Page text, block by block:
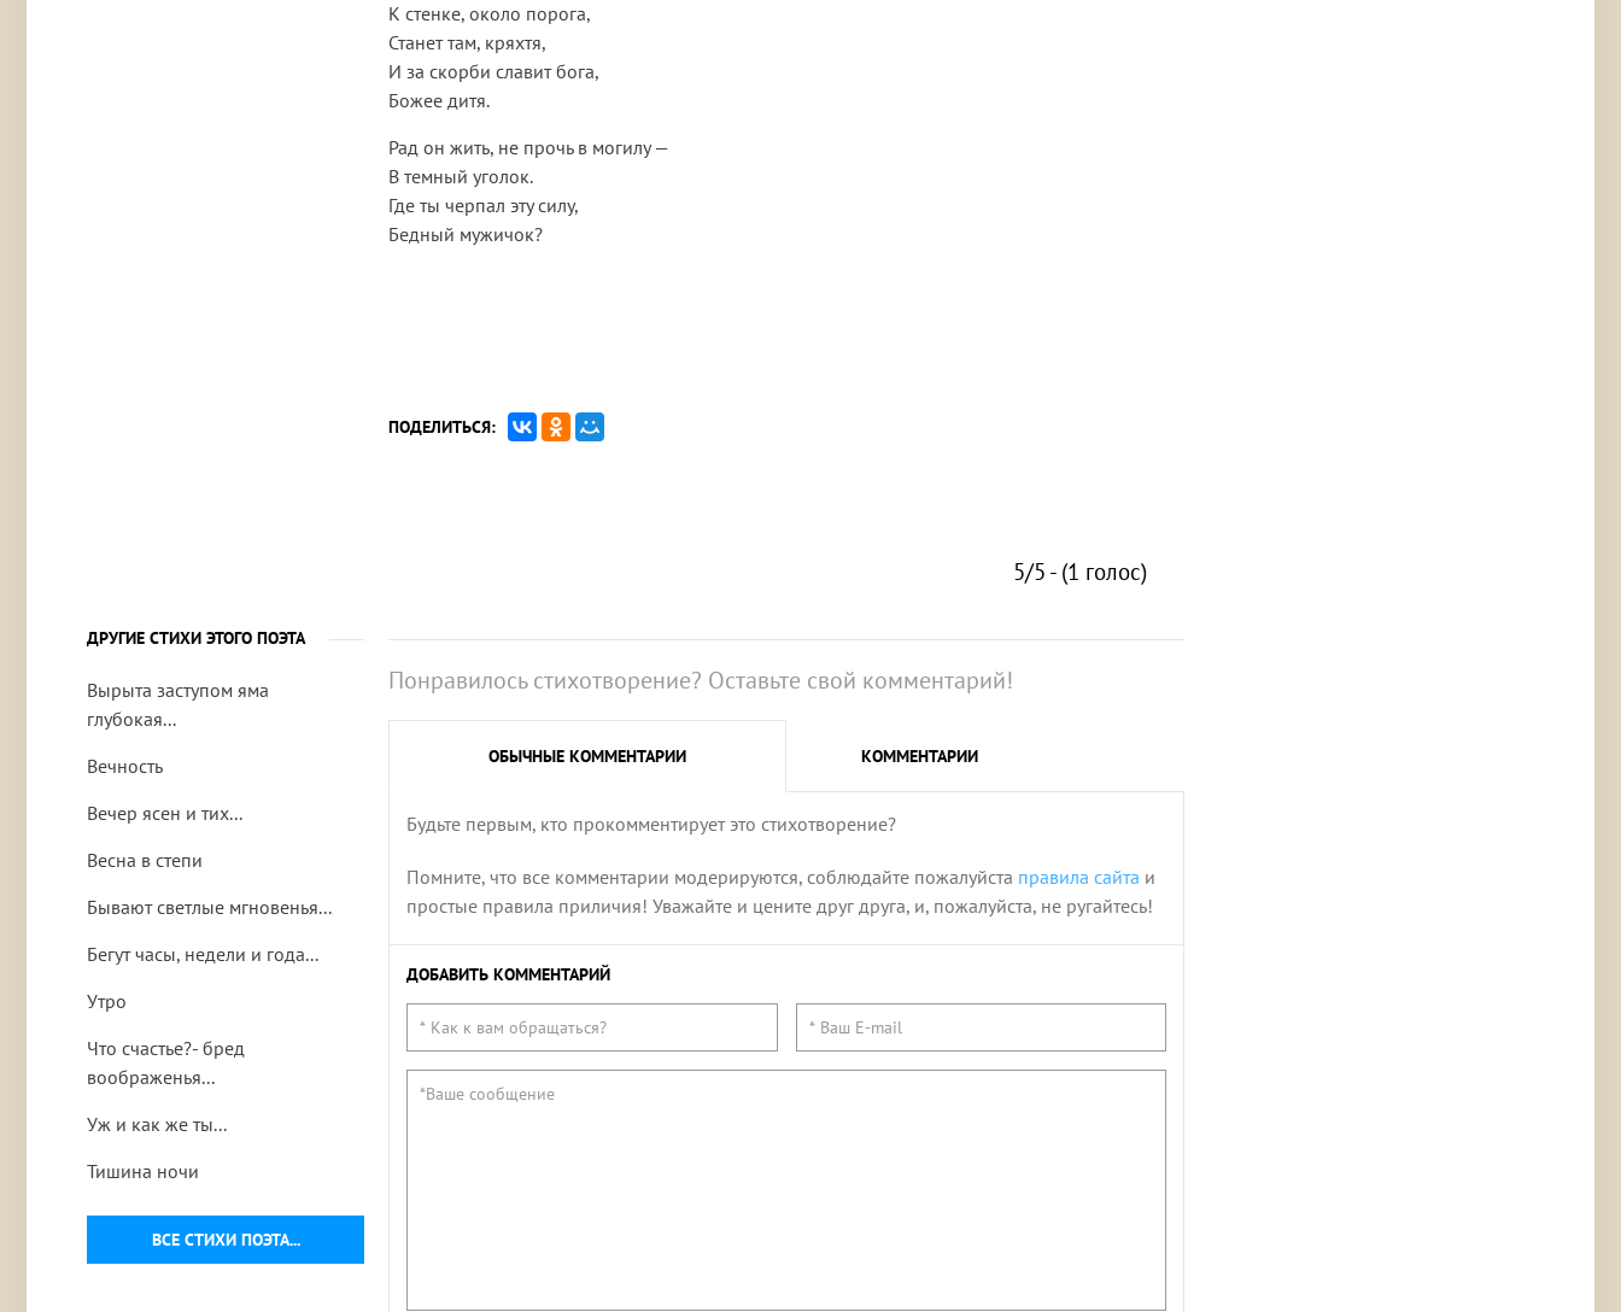
К стенке, около порога,
Станет там, кряхтя,
И за скорби славит бога,
Божее дитя.
Рад он жить, не прочь в могилу —
В темный уголок.
Где ты черпал эту силу,
Бедный мужичок?
ПОДЕЛИТЬСЯ:
5/5 - (1 голос)
ДРУГИЕ СТИХИ ЭТОГО ПОЭТА
ВСЕ СТИХИ ПОЭТА...
Вырыта заступом яма
глубокая...
Вечность
Вечер ясен и тих...
Весна в степи
Бывают светлые мгновенья...
Бегут часы, недели и года...
Утро
Что счастье?- бред
воображенья...
Уж и как же ты...
Тишина ночи
Понравилось стихотворение? Оставьте свой комментарий!
ОБЫЧНЫЕ КОММЕНТАРИИ КОММЕНТАРИИ
Будьте первым, кто прокомментирует это стихотворение?
Помните, что все комментарии модерируются, соблюдайте пожалуйста правила сайта и
простые правила приличия! Уважайте и цените друг друга, и, пожалуйста, не ругайтесь!
ДОБАВИТЬ КОММЕНТАРИЙ